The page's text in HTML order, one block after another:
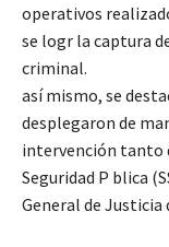
operativos
se logr la captura
criminal.
así mismo, se
desplegaron de
intervención tanto
Seguridad P blica
General de Justicia